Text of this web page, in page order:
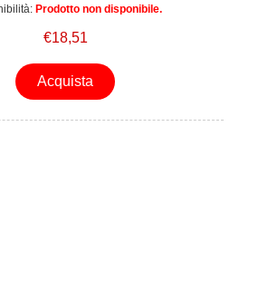
Prodotto non disponibile.
€18,51
Acquista